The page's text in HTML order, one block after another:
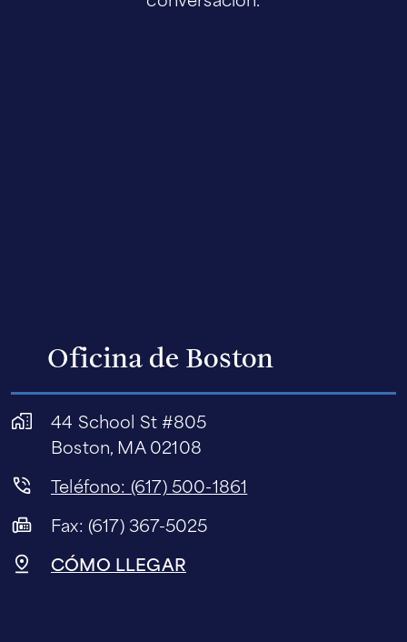
Oficina de Boston
44 School St #805
Boston, MA 02108
Teléfono: (617) 500-1861
Fax: (617) 367-5025
CÓMO LLEGAR